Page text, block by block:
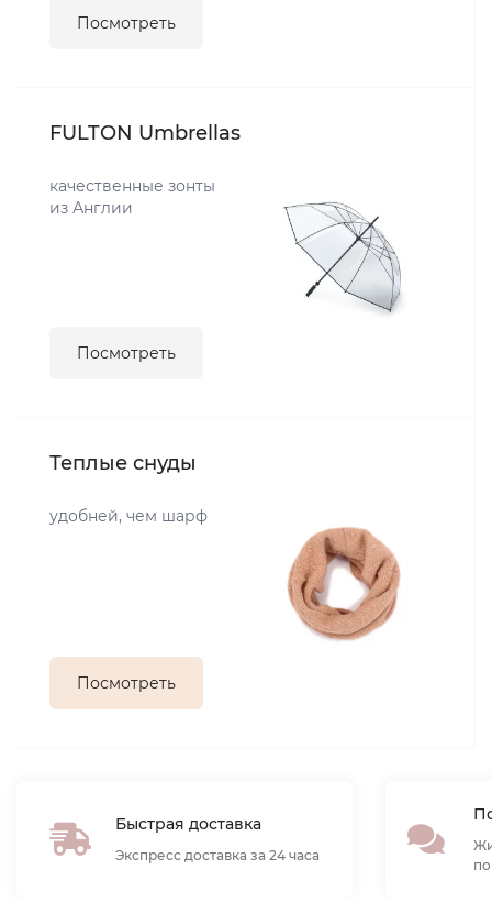
Посмотреть
FULTON Umbrellas
качественные зонты
из Англии
Посмотреть
Теплые снуды
удобней, чем шарф
Посмотреть
Быстрая доставка
Экспресс доставка за 24 часа